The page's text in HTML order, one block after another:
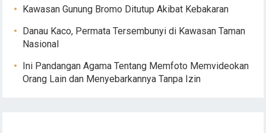
Kawasan Gunung Bromo Ditutup Akibat Kebakaran
Danau Kaco, Permata Tersembunyi di Kawasan Taman
Nasional
Ini Pandangan Agama Tentang Memfoto Memvideokan
Orang Lain dan Menyebarkannya Tanpa Izin